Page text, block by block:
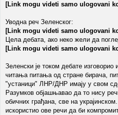
[Link mogu videti samo ulogovani
Уводна реч Зеленског:
[Link mogu videti samo ulogovani
Цела дебата, ако неко жели да
[Link mogu videti samo ulogovani
Зеленски је током дебате изговорио
читања питања од стране бирача,
"устаници" ЛНР/ДНР имају у свом
Разумков објашњавао да то нису
обичних грађана, све на
искористио ове речи да би